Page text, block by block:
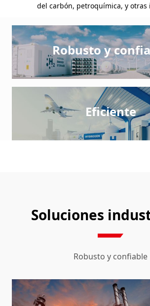
del carbón, petroquímica, y otras
Robusto y
Eficiente
Soluciones
Robusto y confiable